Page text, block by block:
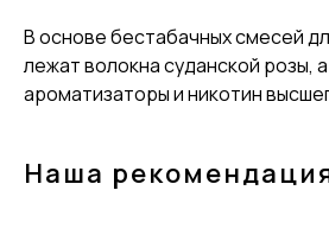
В основе бестабачных смесей
лежат волокна суданской розы,
ароматизаторы и никотин
Наша